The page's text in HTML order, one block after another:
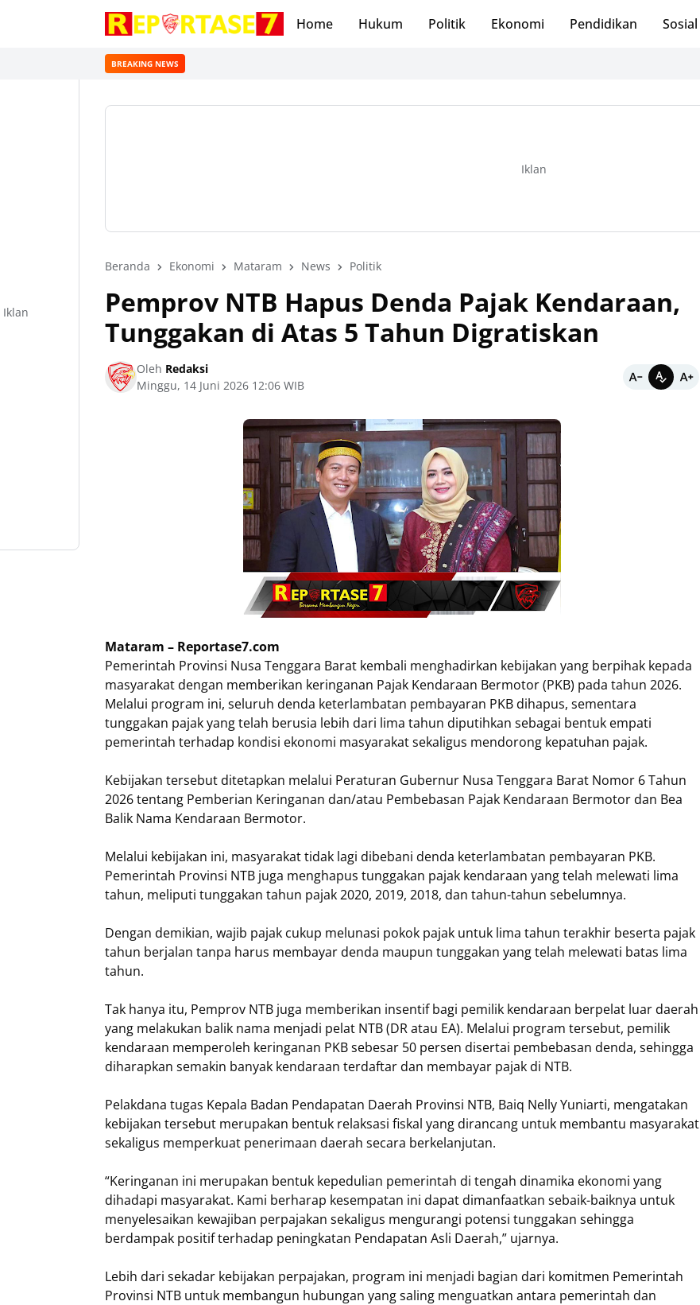
Home Hukum Politik Ekonomi Pendidikan Sosial
BREAKING NEWS
Iklan
Beranda Ekonomi Mataram News Politik
Pemprov NTB Hapus Denda Pajak Kendaraan,
Tunggakan di Atas 5 Tahun Digratiskan
Oleh Redaksi
Minggu, 14 Juni 2026 12:06 WIB
Mataram – Reportase7.com
Pemerintah Provinsi Nusa Tenggara Barat kembali menghadirkan kebijakan yang berpihak kepada
masyarakat dengan memberikan keringanan Pajak Kendaraan Bermotor (PKB) pada tahun 2026.
Melalui program ini, seluruh denda keterlambatan pembayaran PKB dihapus, sementara
tunggakan pajak yang telah berusia lebih dari lima tahun diputihkan sebagai bentuk empati
pemerintah terhadap kondisi ekonomi masyarakat sekaligus mendorong kepatuhan pajak.
Kebijakan tersebut ditetapkan melalui Peraturan Gubernur Nusa Tenggara Barat Nomor 6 Tahun
2026 tentang Pemberian Keringanan dan/atau Pembebasan Pajak Kendaraan Bermotor dan Bea
Balik Nama Kendaraan Bermotor.
Melalui kebijakan ini, masyarakat tidak lagi dibebani denda keterlambatan pembayaran PKB.
Pemerintah Provinsi NTB juga menghapus tunggakan pajak kendaraan yang telah melewati lima
tahun, meliputi tunggakan tahun pajak 2020, 2019, 2018, dan tahun-tahun sebelumnya.
Dengan demikian, wajib pajak cukup melunasi pokok pajak untuk lima tahun terakhir beserta pajak
tahun berjalan tanpa harus membayar denda maupun tunggakan yang telah melewati batas lima
tahun.
Tak hanya itu, Pemprov NTB juga memberikan insentif bagi pemilik kendaraan berpelat luar daerah
yang melakukan balik nama menjadi pelat NTB (DR atau EA). Melalui program tersebut, pemilik
kendaraan memperoleh keringanan PKB sebesar 50 persen disertai pembebasan denda, sehingga
diharapkan semakin banyak kendaraan terdaftar dan membayar pajak di NTB.
Pelakdana tugas Kepala Badan Pendapatan Daerah Provinsi NTB, Baiq Nelly Yuniarti, mengatakan
kebijakan tersebut merupakan bentuk relaksasi fiskal yang dirancang untuk membantu masyarakat
sekaligus memperkuat penerimaan daerah secara berkelanjutan.
“Keringanan ini merupakan bentuk kepedulian pemerintah di tengah dinamika ekonomi yang
dihadapi masyarakat. Kami berharap kesempatan ini dapat dimanfaatkan sebaik-baiknya untuk
menyelesaikan kewajiban perpajakan sekaligus mengurangi potensi tunggakan sehingga
berdampak positif terhadap peningkatan Pendapatan Asli Daerah,” ujarnya.
Lebih dari sekadar kebijakan perpajakan, program ini menjadi bagian dari komitmen Pemerintah
Provinsi NTB untuk membangun hubungan yang saling menguatkan antara pemerintah dan
Iklan